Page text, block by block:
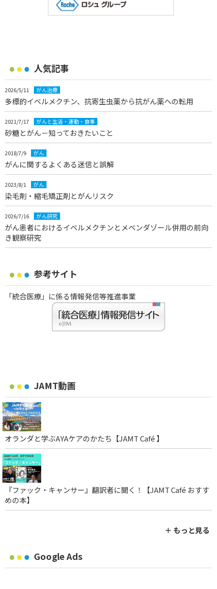
人気記事
2026/5/11 がん治療
多標的イベルメクチン、抗寄生虫薬から抗がん薬への転用
2021/7/17 がんと生活・運動・食事
砂糖とがん－知っておきたいこと
2018/7/9 がん
がんに関するよくある迷信と誤解
2023/8/1 がん
染毛剤・縮毛矯正剤とがんリスク
2026/7/16 がん研究
がん患者におけるイベルメクチンとメベンダゾール併用の前向
き観察研究
参考サイト
「統合医療」に係る情報発信等推進事業
JAMT動画
オランダと学ぶAYAケアのかたち【JAMT Café 】
『ファック・キャンサー』翻訳者に聞く！【JAMT Café おすす
めの本】
＋ もっと見る
Google Ads